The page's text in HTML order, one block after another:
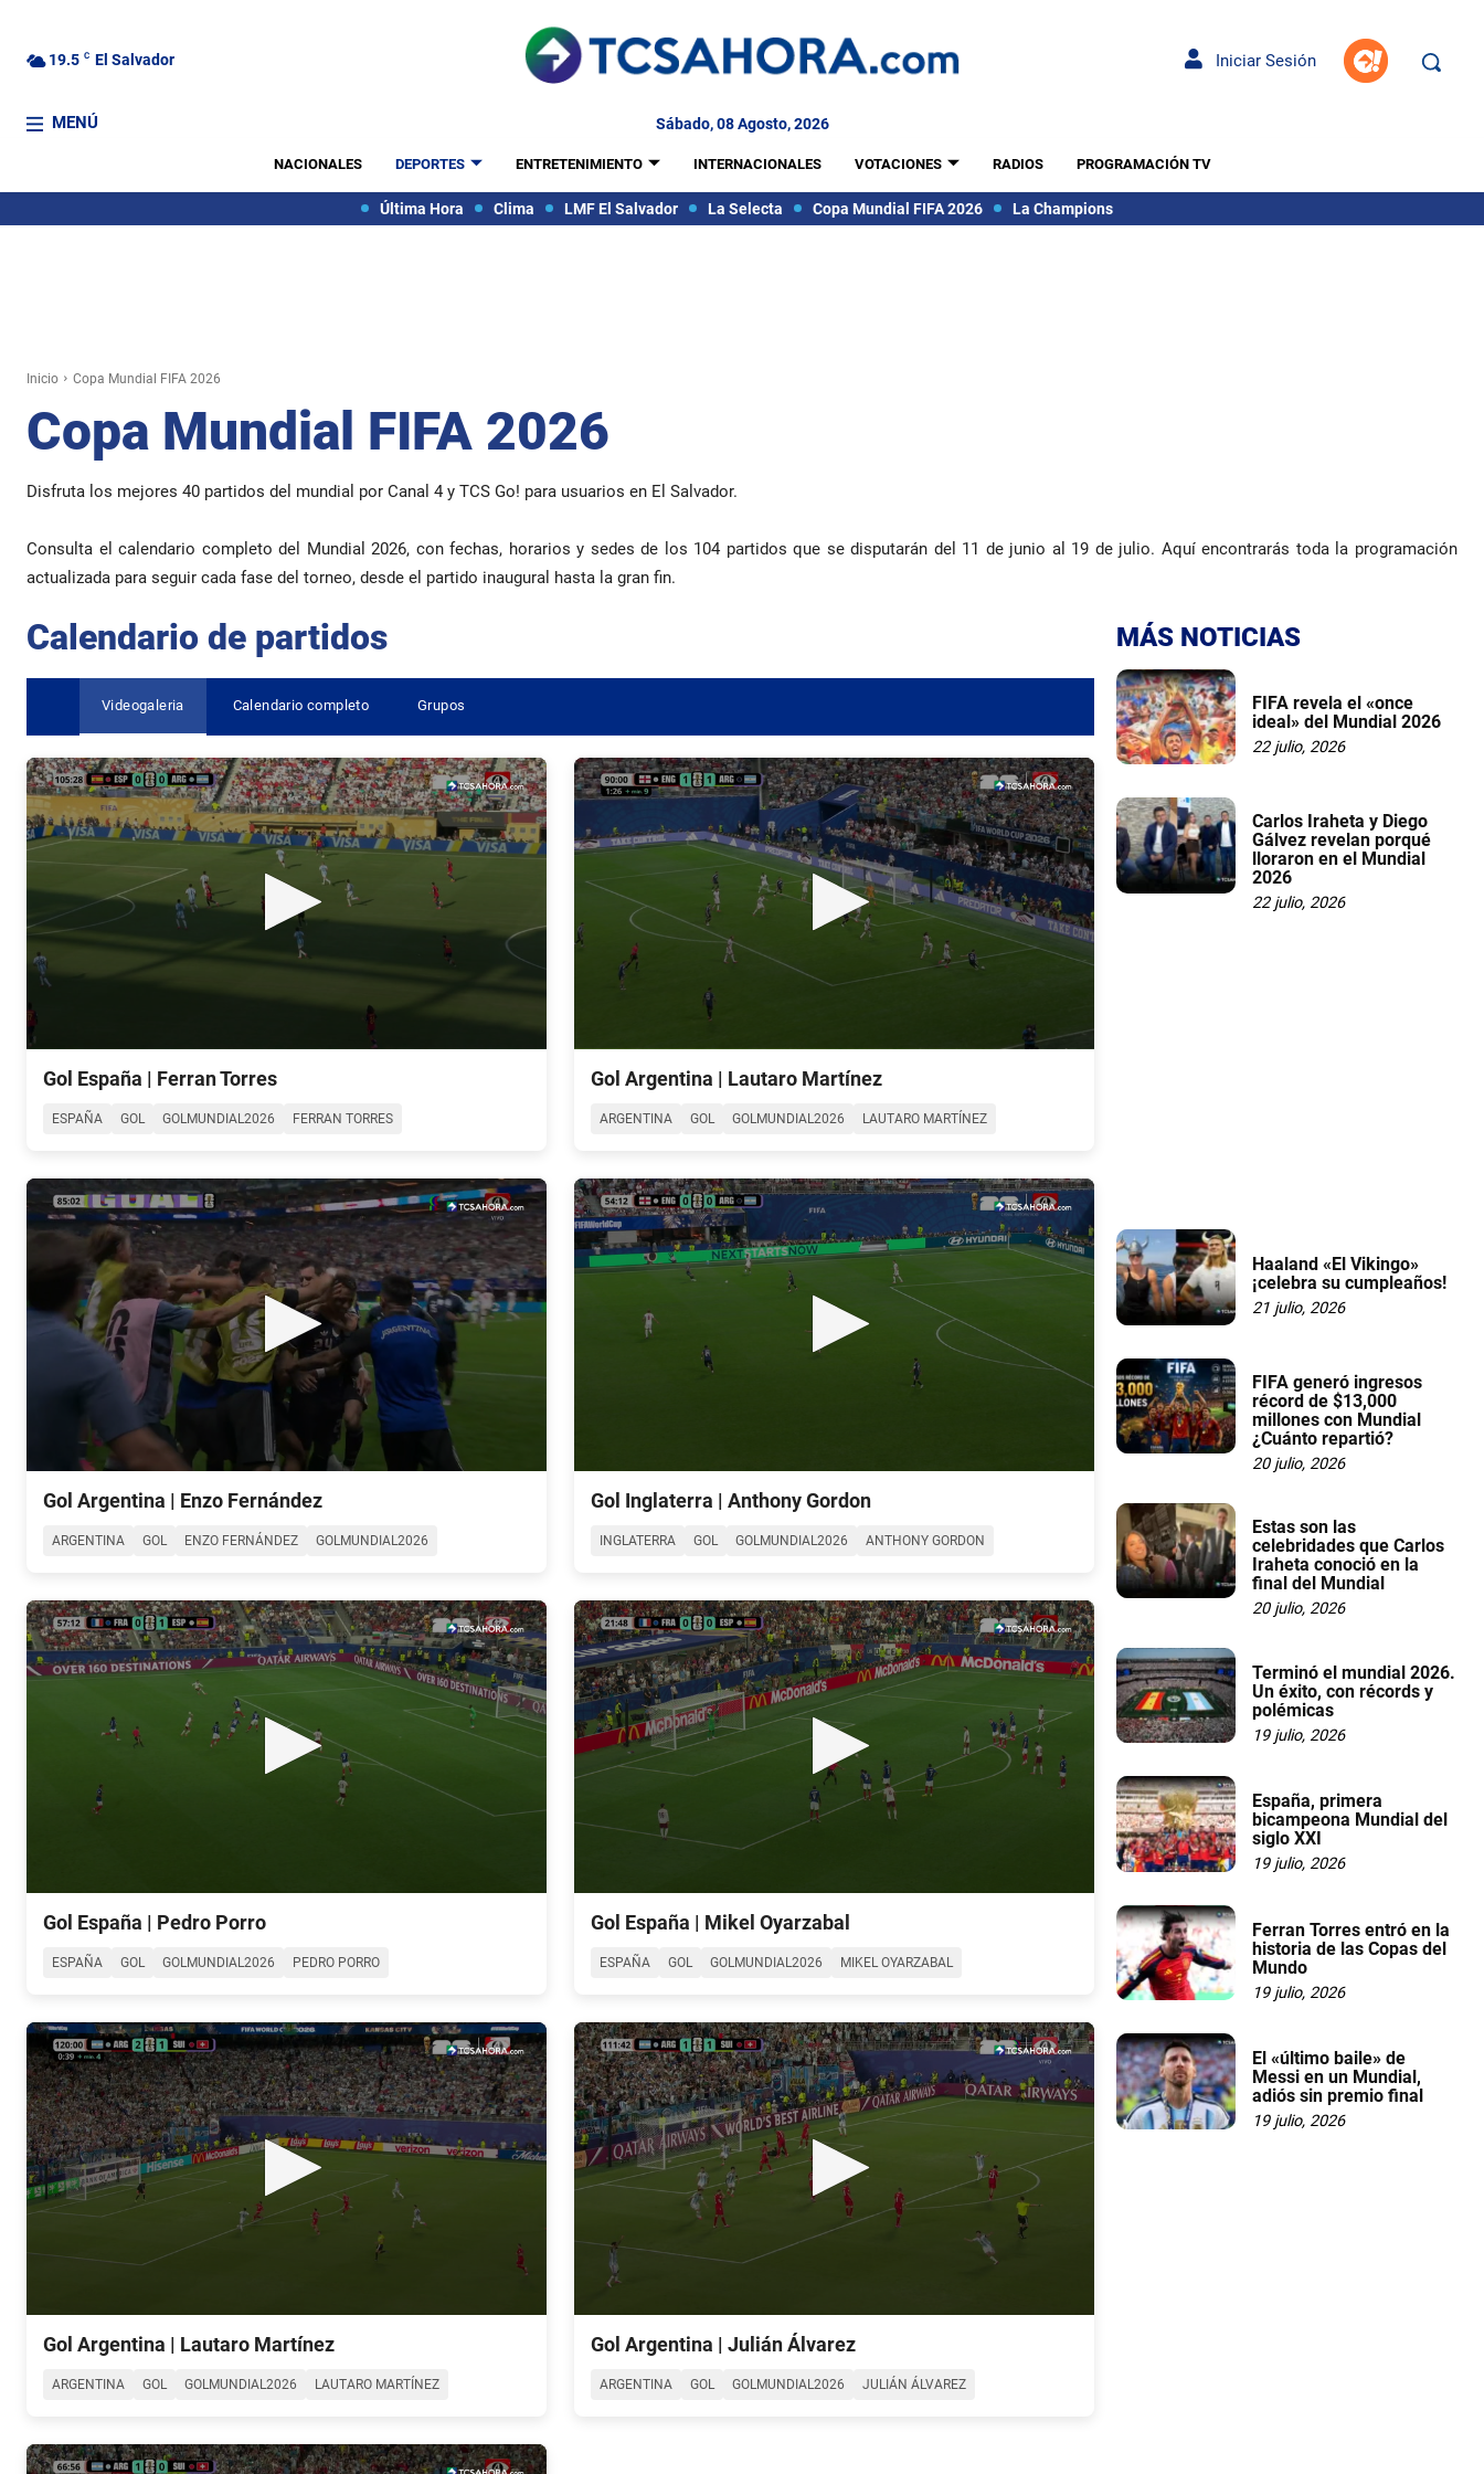
19.5 C El Salvador Iniciar Sesión
MENÚ Sábado, 08 Agosto, 2026
NACIONALES DEPORTES ENTRETENIMIENTO INTERNACIONALES VOTACIONES RADIOS PROGRAMACIÓN TV
Última Hora Clima LMF El Salvador La Selecta Copa Mundial FIFA 2026 La Champions
Inicio Copa Mundial FIFA 2026
Copa Mundial FIFA 2026
Disfruta los mejores 40 partidos del mundial por Canal 4 y TCS Go! para usuarios en El Salvador.
Consulta el calendario completo del Mundial 2026, con fechas, horarios y sedes de los 104 partidos que se disputarán del 11 de junio al 19 de julio. Aquí encontrarás toda la programación
actualizada para seguir cada fase del torneo, desde el partido inaugural hasta la gran fin.
Calendario de partidos
Videogaleria Calendario completo Grupos
seconds
secondsVolume
Gol España | Ferran Torres
ESPAÑA GOL GOLMUNDIAL2026 FERRAN TORRES
seconds
secondsVolume
Gol Argentina | Lautaro Martínez
ARGENTINA GOL GOLMUNDIAL2026 LAUTARO MARTÍNEZ
seconds
secondsVolume
Gol Argentina | Enzo Fernández
ARGENTINA GOL ENZO FERNÁNDEZ GOLMUNDIAL2026
seconds
secondsVolume
Gol Inglaterra | Anthony Gordon
INGLATERRA GOL GOLMUNDIAL2026 ANTHONY GORDON
seconds
secondsVolume
Gol España | Pedro Porro
ESPAÑA GOL GOLMUNDIAL2026 PEDRO PORRO
seconds
secondsVolume
Gol España | Mikel Oyarzabal
ESPAÑA GOL GOLMUNDIAL2026 MIKEL OYARZABAL
seconds
secondsVolume
Gol Argentina | Lautaro Martínez
ARGENTINA GOL GOLMUNDIAL2026 LAUTARO MARTÍNEZ
seconds
secondsVolume
Gol Argentina | Julián Álvarez
ARGENTINA GOL GOLMUNDIAL2026 JULIÁN ÁLVAREZ
MÁS NOTICIAS
FIFA revela el «once
ideal» del Mundial 2026
22 julio, 2026
Carlos Iraheta y Diego
Gálvez revelan porqué
lloraron en el Mundial
2026
22 julio, 2026
Haaland «El Vikingo»
¡celebra su cumpleaños!
21 julio, 2026
FIFA generó ingresos
récord de $13,000
millones con Mundial
¿Cuánto repartió?
20 julio, 2026
Estas son las
celebridades que Carlos
Iraheta conoció en la
final del Mundial
20 julio, 2026
Terminó el mundial 2026.
Un éxito, con récords y
polémicas
19 julio, 2026
España, primera
bicampeona Mundial del
siglo XXI
19 julio, 2026
Ferran Torres entró en la
historia de las Copas del
Mundo
19 julio, 2026
El «último baile» de
Messi en un Mundial,
adiós sin premio final
19 julio, 2026